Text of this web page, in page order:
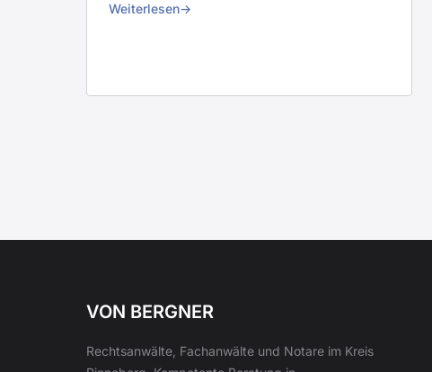
Weiterlesen
VON BERGNER
Rechtsanwälte, Fachanwälte und Notare im Kreis